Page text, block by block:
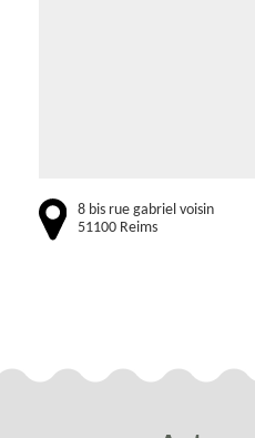
8 bis rue gabriel voisin
51100 Reims